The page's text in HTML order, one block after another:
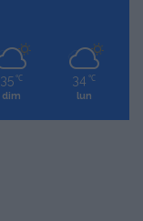
35 ℃
dim
34 ℃
lun